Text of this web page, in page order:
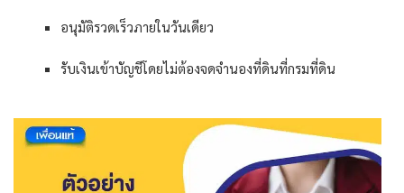
อนุมัติรวดเร็วภายในวันเดียว
รับเงินเข้าบัญชีโดยไม่ต้องจดจำนองที่ดินที่กรมที่ดิน